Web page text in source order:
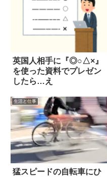
英国人相手に『◎○△×』
を使った資料でプレゼン
したら…え
生活と仕事
猛スピードの自転車にひ